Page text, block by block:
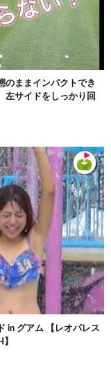
のままインパクトでき
左サイドをしっかり回
in グアム 【レオパレス